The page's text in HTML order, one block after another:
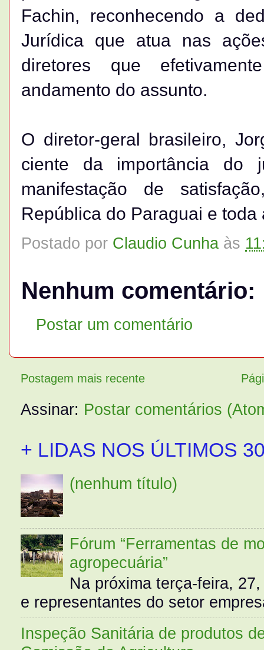
Fachin, reconhecendo a
Jurídica que atua nas
diretores que
andamento do assunto.
O diretor-geral brasileiro,
ciente da importância do
manifestação de
República do Paraguai e toda
Postado por Claudio Cunha às
Nenhum comentário:
Postar um comentário
Postagem mais recente
Assinar: Postar comentários
+ LIDAS NOS ÚLTIMOS
(nenhum título)
Fórum “Ferramentas de
agropecuária”
Na próxima terça-feira,
e representantes do setor
Inspeção Sanitária de produtos